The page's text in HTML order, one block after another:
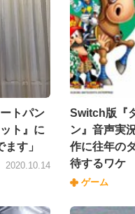
トパン
ト』に
す」
2020.10.14
Switch版『
ン』音声実
作に往年の
待するワケ
ゲーム